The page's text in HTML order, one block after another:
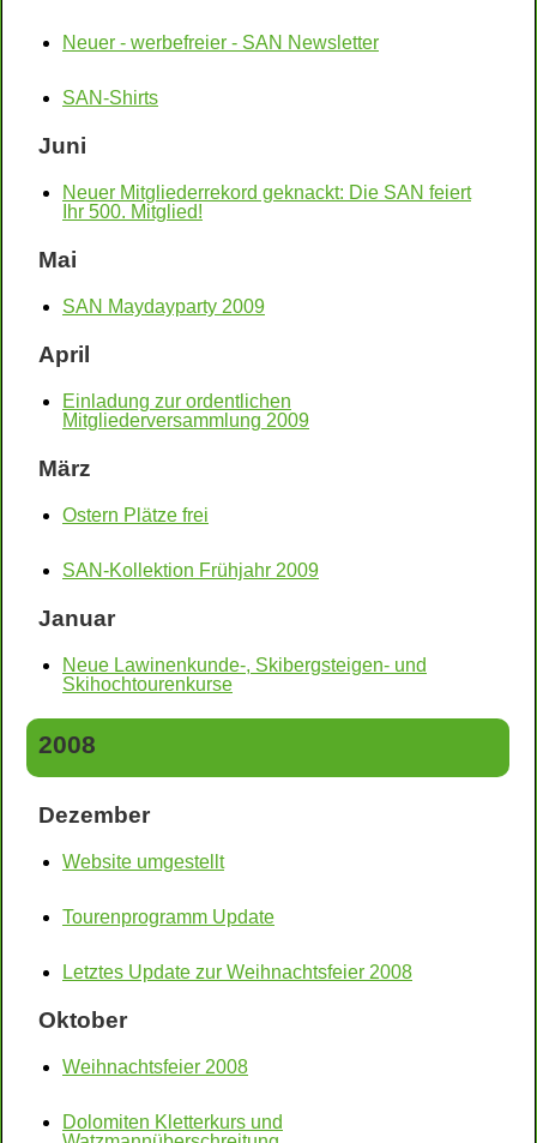
Neuer - werbefreier - SAN Newsletter
SAN-Shirts
Juni
Neuer Mitgliederrekord geknackt: Die SAN feiert
Ihr 500. Mitglied!
Mai
SAN Maydayparty 2009
April
Einladung zur ordentlichen
Mitgliederversammlung 2009
März
Ostern Plätze frei
SAN-Kollektion Frühjahr 2009
Januar
Neue Lawinenkunde-, Skibergsteigen- und
Skihochtourenkurse
2008
Dezember
Website umgestellt
Tourenprogramm Update
Letztes Update zur Weihnachtsfeier 2008
Oktober
Weihnachtsfeier 2008
Dolomiten Kletterkurs und